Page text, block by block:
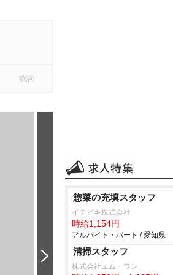
歌詞
惣菜の充填スタッフ
イチビキ株式会社
時給1,154円
アルバイト・パート / 愛知県
清掃スタッフ
株式会社エム・ワン